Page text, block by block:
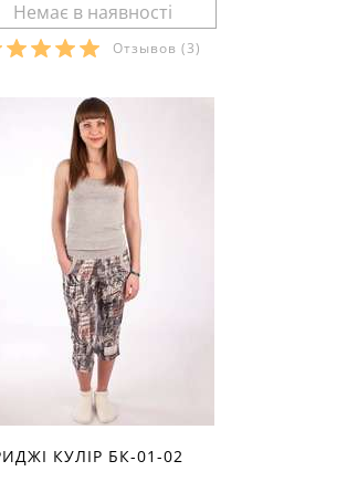
Отзывов (3)
КУЛІР БК-01-02